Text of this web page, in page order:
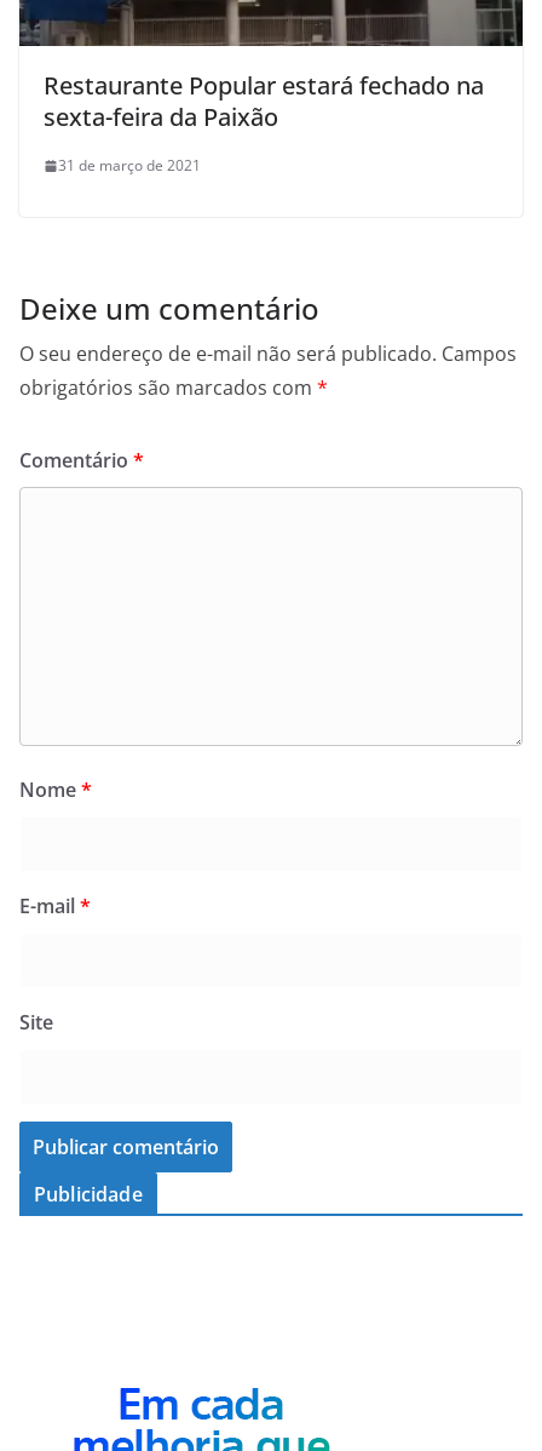
Restaurante Popular estará fechado na
sexta-feira da Paixão
31 de março de 2021
Deixe um comentário
O seu endereço de e-mail não será publicado. Campos
obrigatórios são marcados com *
Comentário *
Nome*
E-mail*
Site
Publicidade